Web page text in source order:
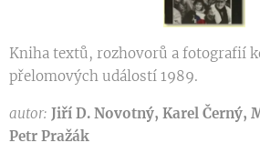
Kniha textů, rozhovorů a fotografií
přelomových událostí 1989.
autor: Jiří D. Novotný, Karel Černý,
Petr Pražák